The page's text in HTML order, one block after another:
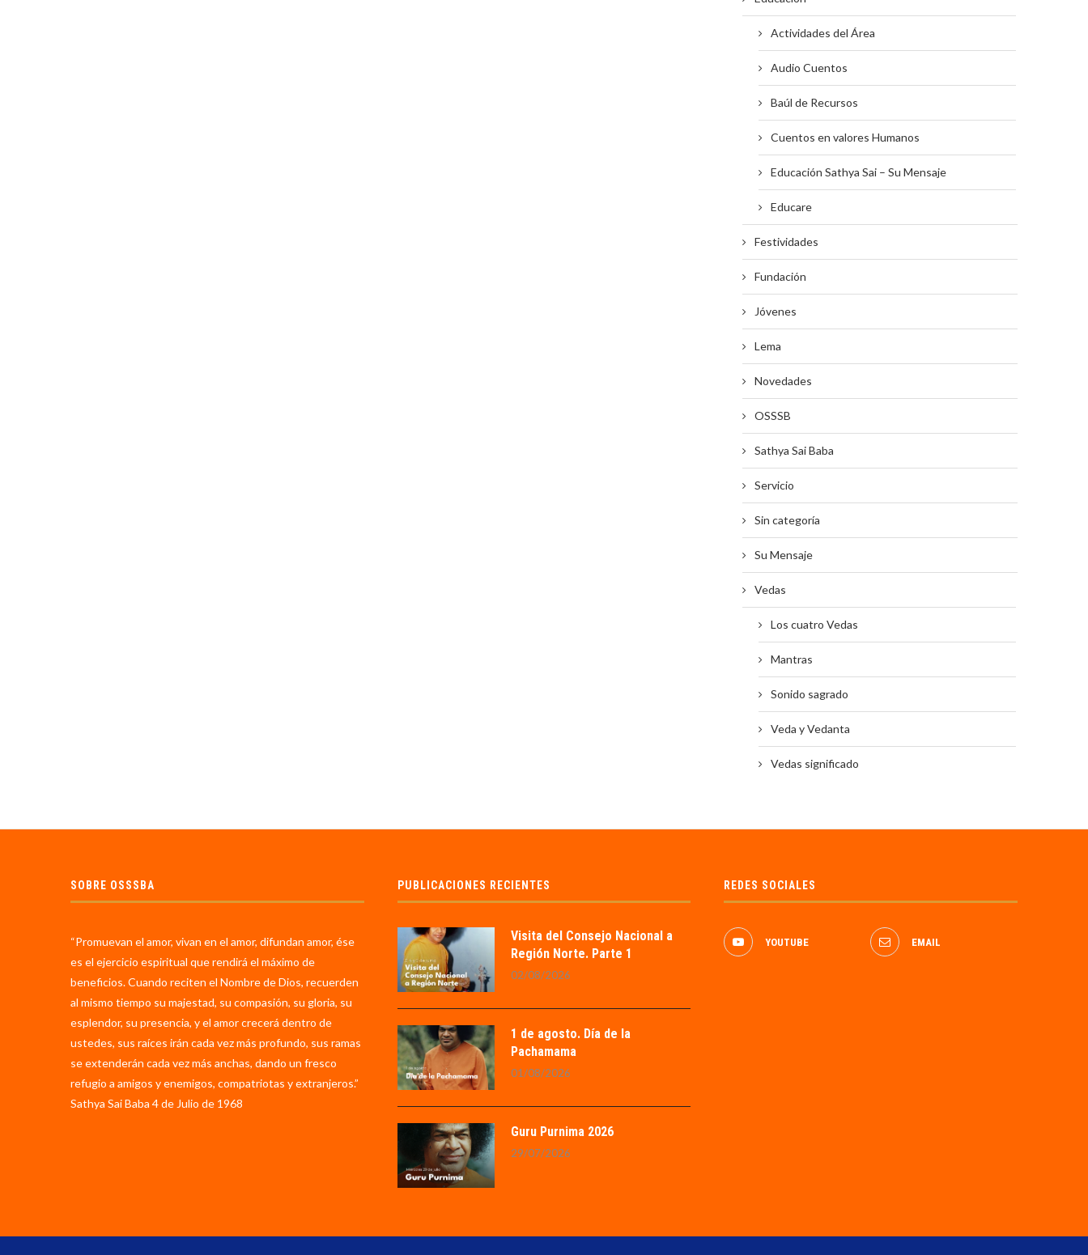
Actividades del Área
Audio Cuentos
Baúl de Recursos
Cuentos en valores Humanos
Educación Sathya Sai – Su Mensaje
Educare
Festividades
Fundación
Jóvenes
Lema
Novedades
OSSSB
Sathya Sai Baba
Servicio
Sin categoría
Su Mensaje
Vedas
Los cuatro Vedas
Mantras
Sonido sagrado
Veda y Vedanta
Vedas significado
SOBRE OSSSBA
“Promuevan el amor, vivan en el amor, difundan amor, ése
es el ejercicio espiritual que rendirá el máximo de
beneficios. Cuando reciten el Nombre de Dios, recuerden
al mismo tiempo su majestad, su compasión, su gloria, su
esplendor, su presencia, y el amor crecerá dentro de
ustedes, sus raíces irán cada vez más profundo, sus ramas
se extenderán cada vez más anchas, dando un fresco
refugio a amigos y enemigos, compatriotas y extranjeros.”
Sathya Sai Baba 4 de Julio de 1968
PUBLICACIONES RECIENTES
Visita del Consejo Nacional a
Región Norte. Parte 1
02/08/2026
1 de agosto. Día de la
Pachamama
01/08/2026
Guru Purnima 2026
29/07/2026
REDES SOCIALES
YOUTUBE EMAIL